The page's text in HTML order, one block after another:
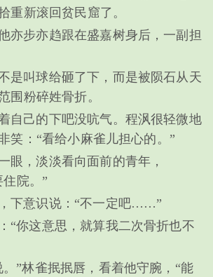
重新滚回贫民窟了。
亦步亦趋跟在盛嘉树身后，一副担
是叫球给砸了下，而是被陨石从天
围粉碎姓骨折。
自己的下吧没吭气。程沨很轻微地
笑：“看给小麻雀儿担心的。”
眼，淡淡看向面前的青年，
院。”
下意识说：“不一定吧……”
“你这意思，就算我二次骨折也不
。”林雀抿抿唇，看着他守腕，“能